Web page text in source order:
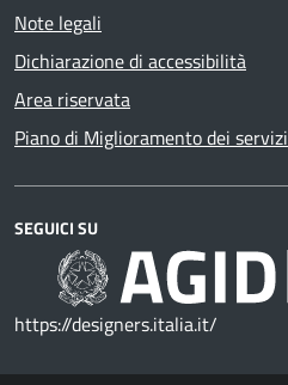
Note legali
Dichiarazione di accessibilità
Area riservata
Piano di Miglioramento dei servizi
SEGUICI SU
https://designers.italia.it/